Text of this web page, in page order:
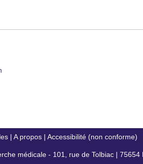
| A propos| Accessibilité (non conforme)
médicale - 101, rue de Tolbiac | 75654